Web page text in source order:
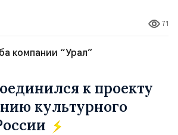
перевозившее из турецкого
свежие овощи и фрукты.
71
компании “Урал”
к проекту
культурного
Россию.
сумма наших читателей —
техническую поддержку и
полезных сервисов, оплату
команды.
с нами! Благодарим за поддержку.